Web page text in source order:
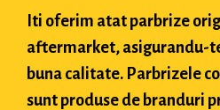
Iti oferim atat parbrize
aftermarket, asigurandu-
buna calitate. Parbrizele
sunt produse de branduri